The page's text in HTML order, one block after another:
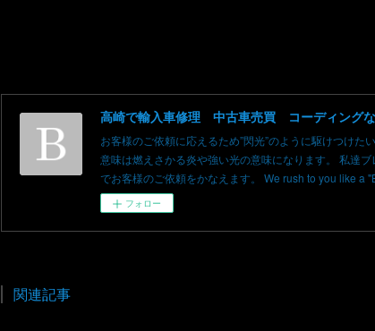
お客様のご依頼に応えるため”閃光”のように駆けつけ
意味は燃えさかる炎や強い光の意味になります。 私達
でお客様のご依頼をかなえます。 We rush to you like a
フォロー
関連記事